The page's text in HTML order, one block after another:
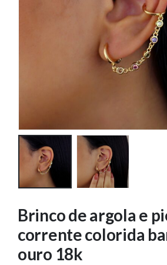
Brinco de argola e
corrente colorida
ouro 18k